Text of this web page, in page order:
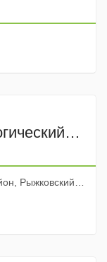
Кислино, улица Елисеева, 1